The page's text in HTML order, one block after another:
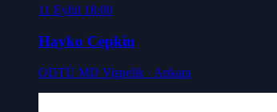
11 Eylül 18:00
Hayko Cepkin
ODTÜ MD Vişnelik · Ankara